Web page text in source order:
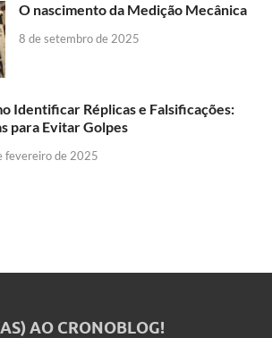
O nascimento da Medição Mecânica
8 de setembro de 2025
Identificar Réplicas e Falsificações:
para Evitar Golpes
fevereiro de 2025
AO CRONOBLOG!